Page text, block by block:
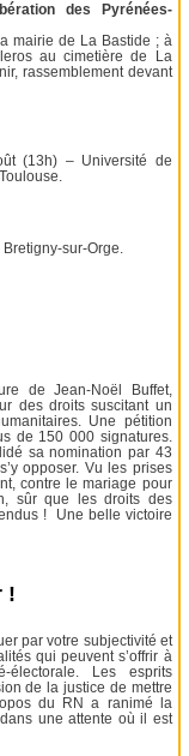
des Pyrénées-
mairie de La Bastide ; à
au cimetière de La
rassemblement devant
(13h) – Université de
sur-Orge.
de Jean-Noël Buffet,
des droits suscitant un
Une pétition
de 150 000 signatures.
sa nomination par 43
opposer. Vu les prises
contre le mariage pour
sûr que les droits des
! Une belle victoire
!
par votre subjectivité et
qui peuvent s’offrir à
Les esprits
de la justice de mettre
du RN a ranimé la
une attente où il est